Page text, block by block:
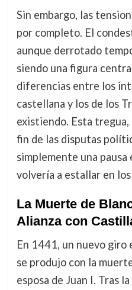
Sin embargo, las
por completo. El
aunque derrotado
siendo una figura
diferencias entre los
castellana y los de los
existiendo. Esta
fin de las disputas
simplemente una
volvería a estallar en
La Muerte de
Alianza con
En 1441, un nuevo
se produjo con la
esposa de Juan I. Tras